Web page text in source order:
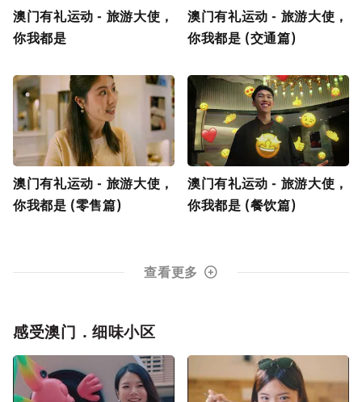
澳门有礼运动 - 旅游大使，
你我都是
澳门有礼运动 - 旅游大使，
你我都是 (交通篇)
澳门有礼运动 - 旅游大使，
你我都是 (零售篇)
澳门有礼运动 - 旅游大使，
你我都是 (餐饮篇)
查看更多
感受澳门．细味小区